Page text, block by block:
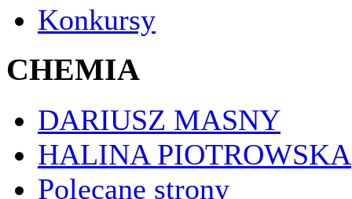
Konkursy
CHEMIA
DARIUSZ MASNY
HALINA PIOTROWSKA
Polecane strony